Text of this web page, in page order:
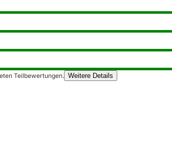
Teilbewertungen. Weitere Details